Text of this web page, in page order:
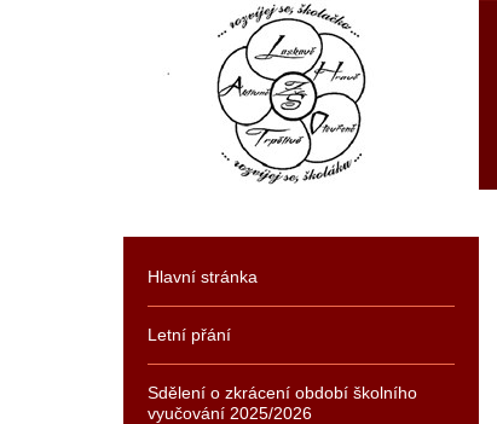
Hlavní stránka
Letní přání
Sdělení o zkrácení období školního
vyučování 2025/2026